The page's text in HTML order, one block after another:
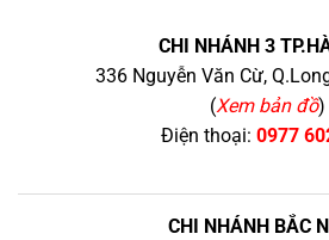
CHI NHÁNH 3
336 Nguyễn Văn Cừ,
(Xem bản đồ)
Điện thoại: 0977
CHI NHÁNH BẮC